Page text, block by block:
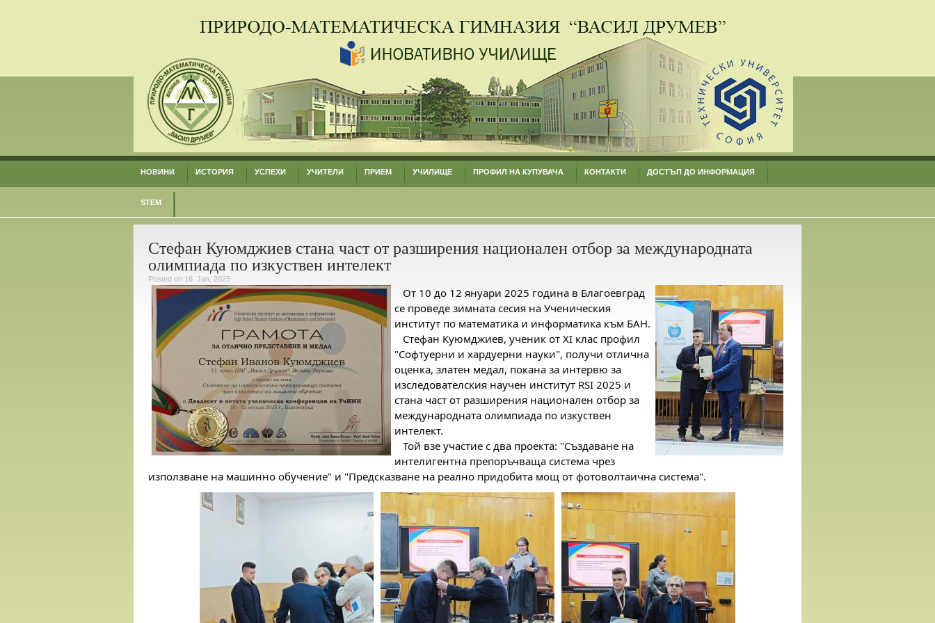
НОВИНИ ИСТОРИЯ УСПЕХИ УЧИТЕЛИ ПРИЕМ УЧИЛИЩЕ ПРОФИЛ НА КУПУВАЧА КОНТАКТИ ДОСТЪП ДО ИНФОРМАЦИЯ
STEM
Стефан Куюмджиев стана част от разширения национален отбор за международната
олимпиада по изкуствен интелект
Posted on 16. Jan, 2025
От 10 до 12 януари 2025 година в Благоевград
се проведе зимната сесия на Ученическия
институт по математика и информатика към БАН.
Стефан Куюмджиев, ученик от XI клас профил
"Софтуерни и хардуерни науки", получи отлична
оценка, златен медал, покана за интервю за
изследователския научен институт RSI 2025 и
стана част от разширения национален отбор за
международната олимпиада по изкуствен
интелект.
Той взе участие с два проекта: "Създаване на
интелигентна препоръчваща система чрез
използване на машинно обучение" и "Предсказване на реално придобита мощ от фотоволтаична система".